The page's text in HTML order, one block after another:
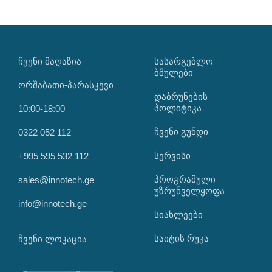
ᲩᲕᲔᲜᲘ ᲛᲐᲦᲐᲖᲘᲐ
ორშაბათი-პარასკევი
10:00-18:00
0322 052 112
+995 595 532 112
sales@innotech.ge
info@innotech.ge
ჩვენი ლოკაცია
ᲡᲐᲡᲐᲠᲒᲔᲑᲚᲝ
ᲑᲛᲣᲚᲔᲑᲘ
დაბრუნების
პოლიტიკა
ჩვენი გუნდი
სერვისი
პროგრამული
უზრუნველყოფა
სიახლეები
საიტის რუკა